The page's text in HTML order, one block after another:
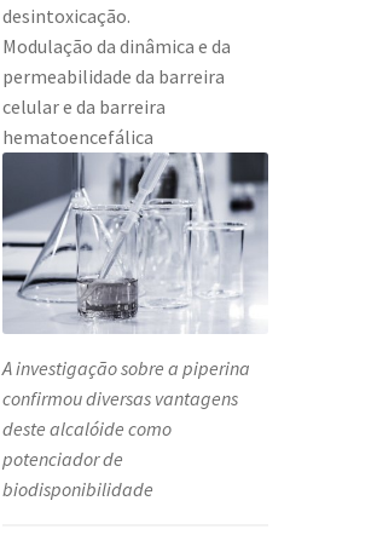
desintoxicação.
Modulação da dinâmica e da
permeabilidade da barreira
celular e da barreira
hematoencefálica
A investigação sobre a piperina
confirmou diversas vantagens
deste alcalóide como
potenciador de
biodisponibilidade